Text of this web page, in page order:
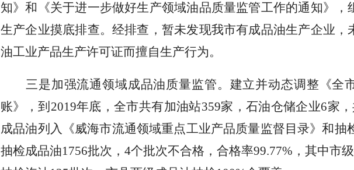
知》和《关于进一步做好生产领域油品质量监管工作的通知》，
生产企业摸底排查。经排查，暂未发现我市有成品油生产企业，
油工业产品生产许可证而擅自生产行为。
三是加强流通领域成品油质量监管。建立并动态调整《全
账》，到 2019年底，全市共有加油站359家，石油仓储企业6家
成品油列入《威海市流通领域重点工业产品质量监督目录》和抽
抽检成品油1756批次，4个批次不合格，合格率99.77%，其中市